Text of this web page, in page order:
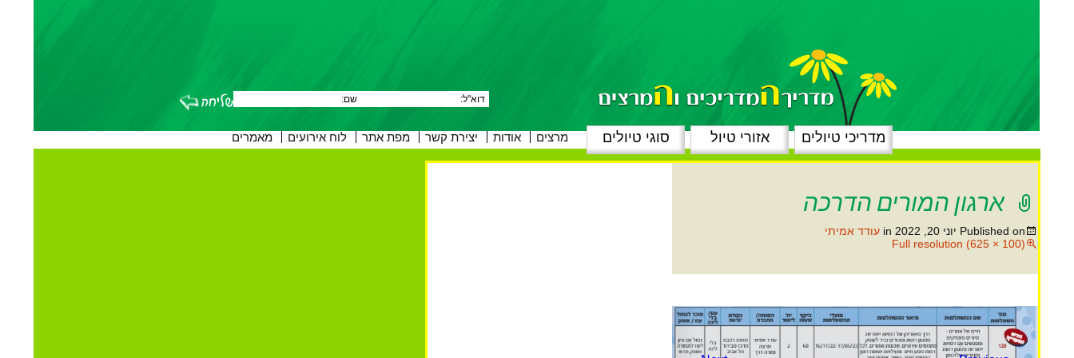
מדריכי טיולים אזורי טיול סוגי טיולים
Skip
to
content
מרצים אודות יצירת קשר מפת אתר לוח אירועים מאמרים
ארגון המורים הדרכה
Published on יוני 20, 2022
עודד אמיתי
Full resolution (625 × 100)